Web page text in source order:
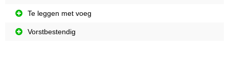
Te leggen met voeg
Vorstbestendig